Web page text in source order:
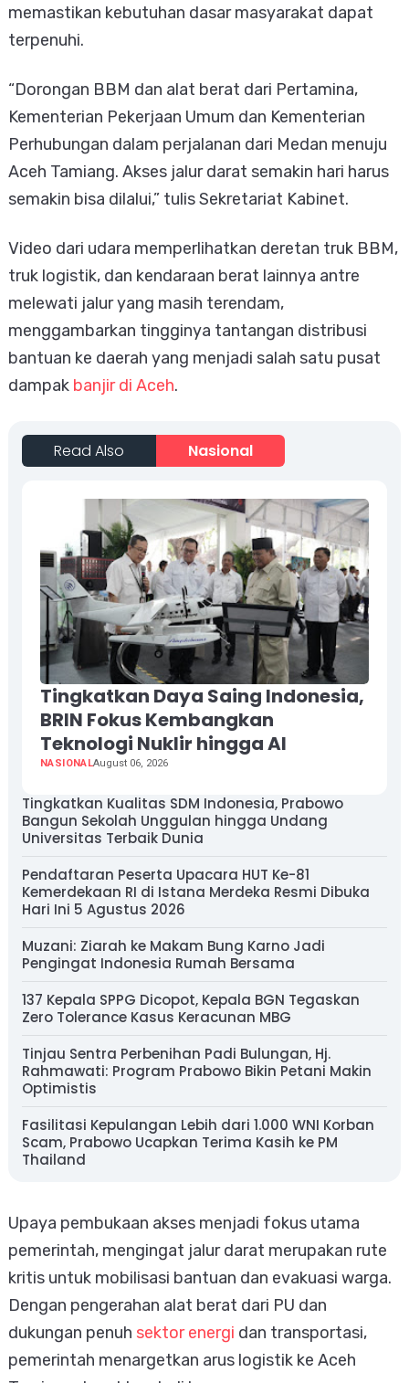
memastikan kebutuhan dasar masyarakat dapat
terpenuhi.
“Dorongan BBM dan alat berat dari Pertamina,
Kementerian Pekerjaan Umum dan Kementerian
Perhubungan dalam perjalanan dari Medan menuju
Aceh Tamiang. Akses jalur darat semakin hari harus
semakin bisa dilalui,” tulis Sekretariat Kabinet.
Video dari udara memperlihatkan deretan truk BBM,
truk logistik, dan kendaraan berat lainnya antre
melewati jalur yang masih terendam,
menggambarkan tingginya tantangan distribusi
bantuan ke daerah yang menjadi salah satu pusat
dampak banjir di Aceh.
Read Also Nasional
Tingkatkan Daya Saing Indonesia,
BRIN Fokus Kembangkan
Teknologi Nuklir hingga AI
NASIONALAugust 06, 2026
Tingkatkan Kualitas SDM Indonesia, Prabowo
Bangun Sekolah Unggulan hingga Undang
Universitas Terbaik Dunia
Pendaftaran Peserta Upacara HUT Ke-81
Kemerdekaan RI di Istana Merdeka Resmi Dibuka
Hari Ini 5 Agustus 2026
Muzani: Ziarah ke Makam Bung Karno Jadi
Pengingat Indonesia Rumah Bersama
137 Kepala SPPG Dicopot, Kepala BGN Tegaskan
Zero Tolerance Kasus Keracunan MBG
Tinjau Sentra Perbenihan Padi Bulungan, Hj.
Rahmawati: Program Prabowo Bikin Petani Makin
Optimistis
Fasilitasi Kepulangan Lebih dari 1.000 WNI Korban
Scam, Prabowo Ucapkan Terima Kasih ke PM
Thailand
Upaya pembukaan akses menjadi fokus utama
pemerintah, mengingat jalur darat merupakan rute
kritis untuk mobilisasi bantuan dan evakuasi warga.
Dengan pengerahan alat berat dari PU dan
dukungan penuh sektor energi dan transportasi,
pemerintah menargetkan arus logistik ke Aceh